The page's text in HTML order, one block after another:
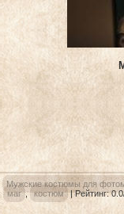
Мужские костюмы для
маг , костюм |Рейтинг:0.0